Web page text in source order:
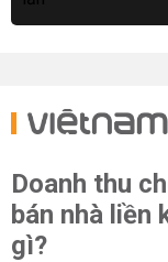
Doanh thu
bán nhà liền
gì?